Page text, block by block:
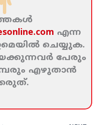
എന്ന
ചെയ്യുക.
പേരും
എഴുതാന്‍